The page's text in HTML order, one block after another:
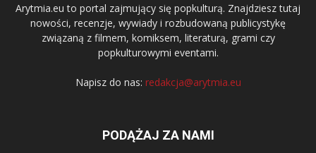
Arytmia.eu to portal zajmujący się popkulturą. Znajdziesz tutaj
nowości, recenzje, wywiady i rozbudowaną publicystykę
związaną z filmem, komiksem, literaturą, grami czy
popkulturowymi eventami.
Napisz do nas: redakcja@arytmia.eu
PODĄŻAJ ZA NAMI